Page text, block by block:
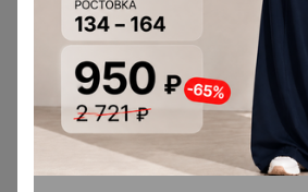
Эксклюзивный
Товар доступендля
опытных пользователей
Зарегистрироваться